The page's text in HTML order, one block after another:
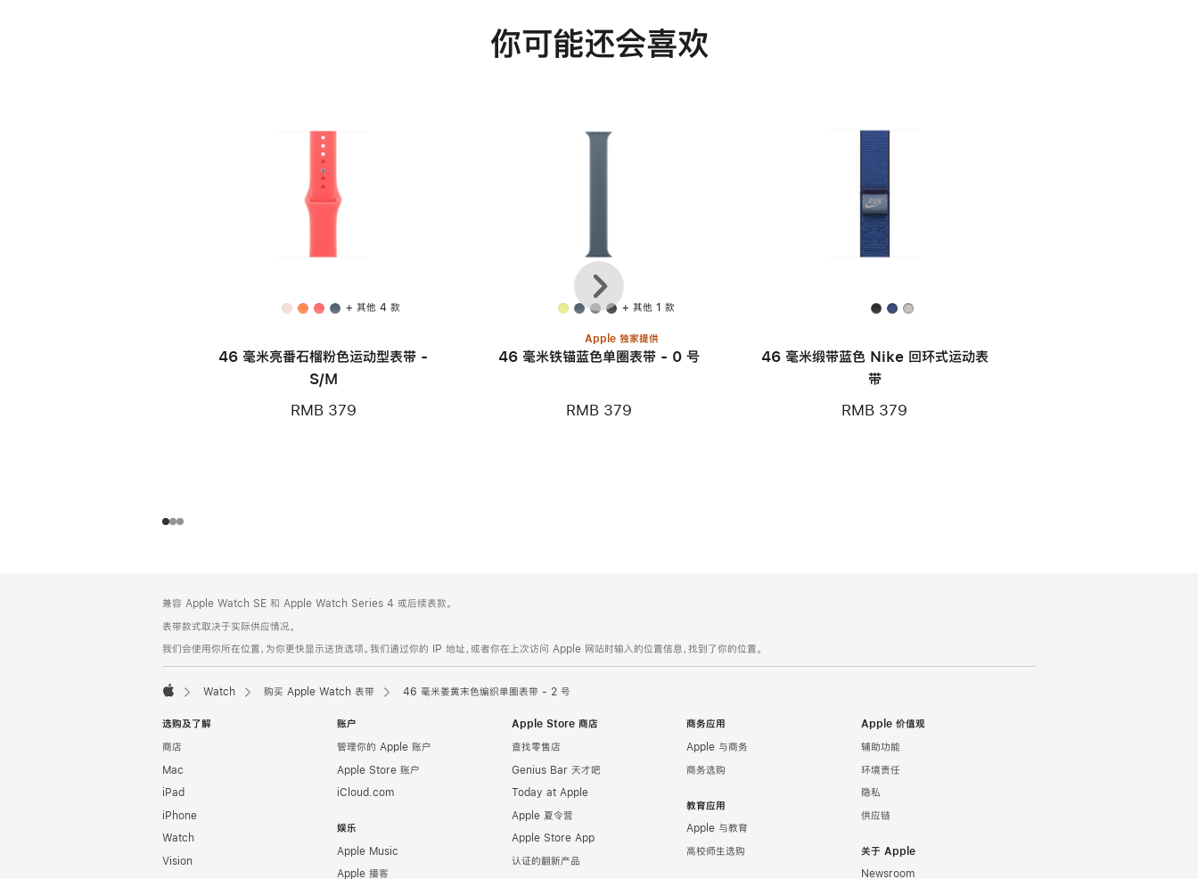
你可能还会喜欢
+ 其他 4 款
46 毫米亮番石榴粉色运动型表带 -
S/M
RMB 379
+ 其他 1 款
Apple 独家提供
46 毫米铁锚蓝色单圈表带 - 0 号
RMB 379
46 毫米缎带蓝色 Nike 回环式运动表
带
RMB 379
上
一
个
下
一
个
页
页
脚
注
兼容 Apple Watch SE 和 Apple Watch Series 4 或后续表款。
表带款式取决于实际供应情况。
我们会使用你所在位置，为你更快显示送货选项。我们通过你的 IP 地址，或者你在上次访问 Apple 网站时输入的位置信息，找到了你的位置。
Watch 购买 Apple Watch 表带 46 毫米姜黄末色编织单圈表带 - 2 号
选购及了解
商店
Mac
iPad
iPhone
Watch
Vision
账户
管理你的 Apple 账户
Apple Store 账户
iCloud.com
娱乐
Apple Music
Apple 播客
Apple Store 商店
查找零售店
Genius Bar 天才吧
Today at Apple
Apple 夏令营
Apple Store App
认证的翻新产品
商务应用
Apple 与商务
商务选购
教育应用
Apple 与教育
高校师生选购
Apple 价值观
辅助功能
环境责任
隐私
供应链
关于 Apple
Newsroom